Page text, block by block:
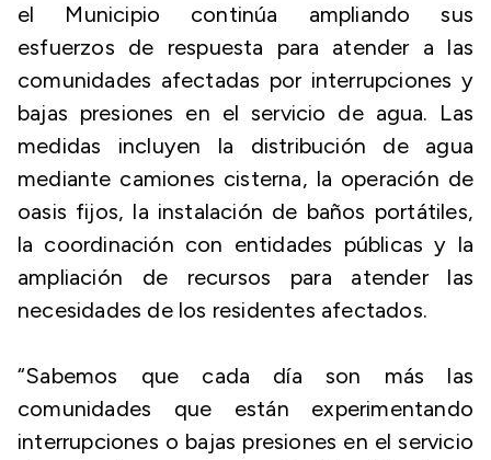
el Municipio continúa ampliando sus
esfuerzos de respuesta para atender a las
comunidades afectadas por interrupciones y
bajas presiones en el servicio de agua. Las
medidas incluyen la distribución de agua
mediante camiones cisterna, la operación de
oasis fijos, la instalación de baños portátiles,
la coordinación con entidades públicas y la
ampliación de recursos para atender las
necesidades de los residentes afectados.
“Sabemos que cada día son más las
comunidades que están experimentando
interrupciones o bajas presiones en el servicio